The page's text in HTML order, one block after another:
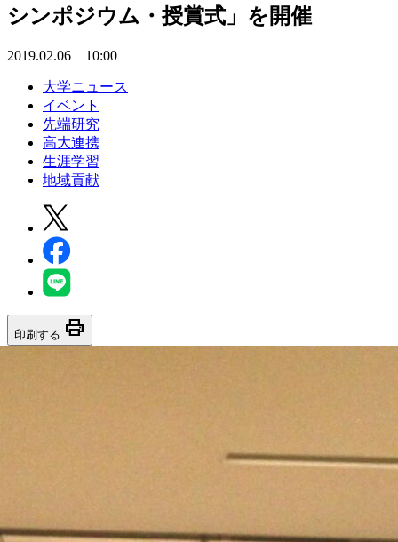
シンポジウム・授賞式」を開催
2019.02.06 10:00
大学ニュース
イベント
先端研究
高大連携
生涯学習
地域貢献
印刷する print